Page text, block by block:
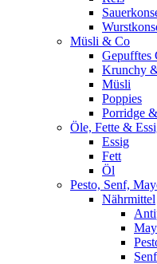
Müsli & Co
Gepufftes
Krunchy
Müsli
Poppies
Porridge
Öle, Fette &
Essig
Fett
Öl
Pesto, Senf,
Nährmittel
Senf